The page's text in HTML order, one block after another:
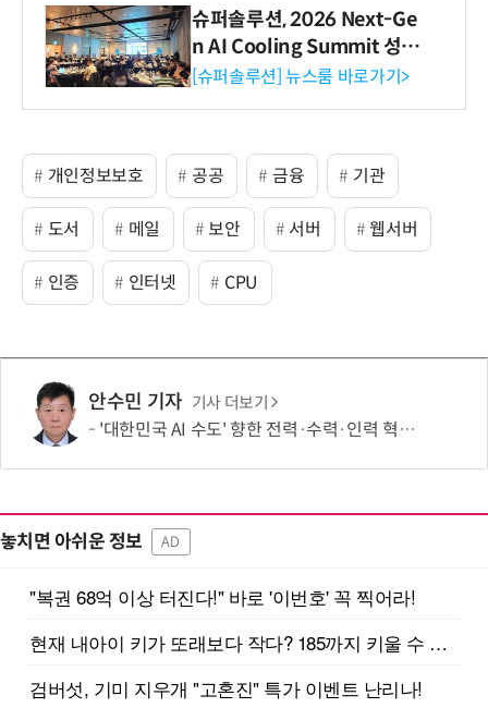
슈퍼솔루션, 2026 Next-Ge
n AI Cooling Summit 성황
리 성료
[슈퍼솔루션] 뉴스룸 바로가기>
개인정보보호 공공 금융 기관
도서 메일 보안 서버 웹서버
인증 인터넷 CPU
안수민 기자 기사 더보기
'대한민국 AI 수도' 향한 전력·수력·인력 혁신 시동…'충남 3력 혁신 TF 회의 첫 개최
놓치면 아쉬운 정보 AD